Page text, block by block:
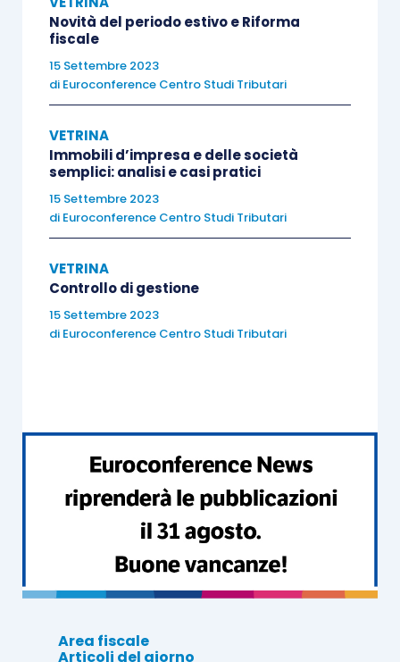
Novità del periodo estivo e Riforma
fiscale
15 Settembre 2023
di Euroconference Centro Studi Tributari
VETRINA
Immobili d’impresa e delle società
semplici: analisi e casi pratici
15 Settembre 2023
di Euroconference Centro Studi Tributari
VETRINA
Controllo di gestione
15 Settembre 2023
di Euroconference Centro Studi Tributari
Area fiscale
Articoli del giorno